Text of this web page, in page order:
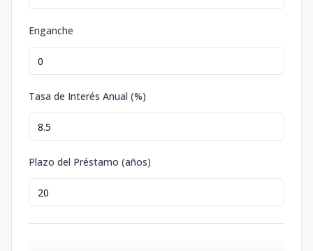
Enganche
Tasa de Interés Anual (%)
Plazo del Préstamo (años)